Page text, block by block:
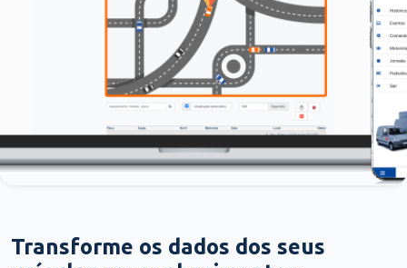
Transforme os dados dos seus